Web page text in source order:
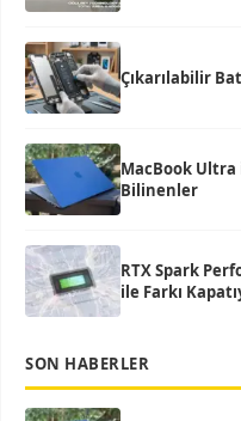
Çıkarılabilir
MacBook Ultra
Bilinenler
RTX Spark
ile Farkı
SON HABERLER